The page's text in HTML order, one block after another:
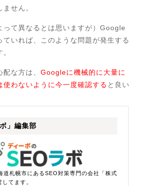
せん。
って異なるとは思いますが）Google
いれば、このような問題が発生する
な方は、 Googleに機械的に大量に
使わないように今一度確認する と良い
」編集部
道札幌市にあるSEO対策専門の会社「株式
てます。